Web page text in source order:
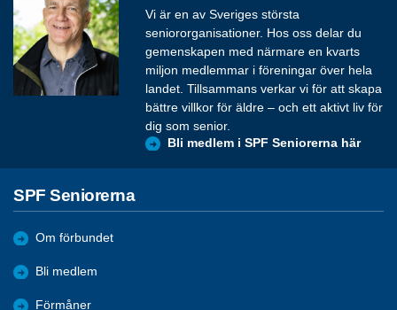
Vi är en av Sveriges största
seniororganisationer. Hos oss delar du
gemenskapen med närmare en kvarts
miljon medlemmar i föreningar över hela
landet. Tillsammans verkar vi för att skapa
bättre villkor för äldre – och ett aktivt liv för
dig som senior.
Bli medlem i SPF Seniorerna här
SPF Seniorerna
Om förbundet
Bli medlem
Förmåner